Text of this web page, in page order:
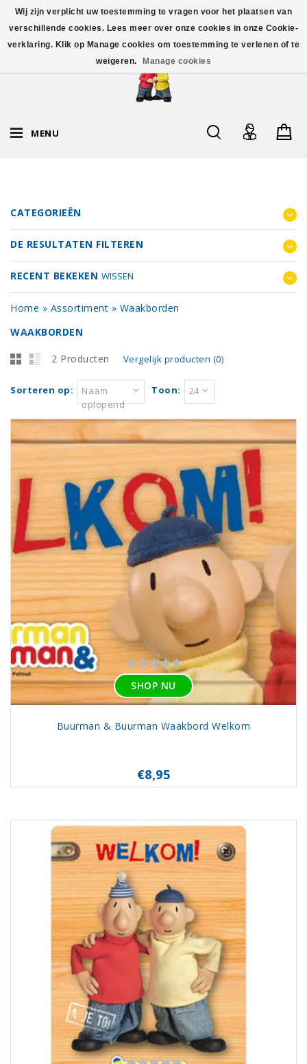
MENU
CATEGORIEËN
DE RESULTATEN FILTEREN
RECENT BEKEKEN WISSEN
Home » Assortiment » Waakborden
WAAKBORDEN
2 Producten Vergelijk producten (0)
Sorteren op:
Naam
oplopend
Toon: 24
SHOP NU
Buurman & Buurman Waakbord Welkom
€8,95
Wij zijn verplicht uw toestemming te vragen voor het plaatsen van
verschillende cookies. Lees meer over onze cookies in onze Cookie-
verklaring. Klik op Manage cookies om toestemming te verlenen of te
weigeren.
Manage cookies